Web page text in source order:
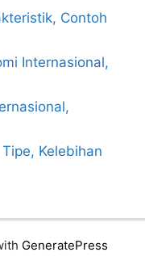
Contoh
Internasional,
Kelebihan
GeneratePress